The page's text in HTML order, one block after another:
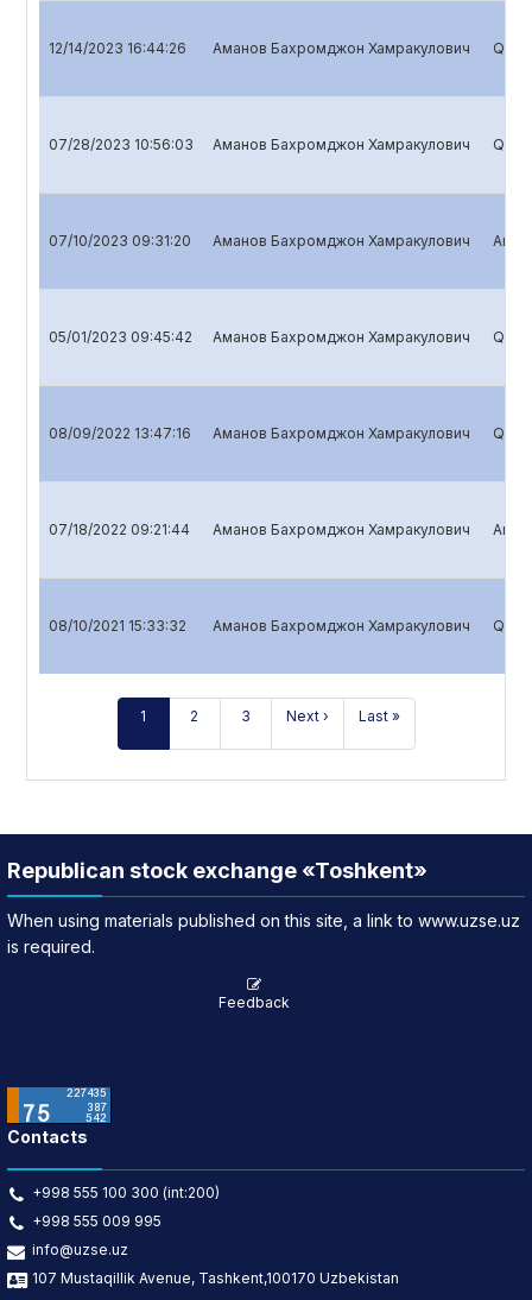
12/14/2023 16:44:26 Аманов Бахромджон Хамракулович
07/28/2023 10:56:03 Аманов Бахромджон Хамракулович
07/10/2023 09:31:20 Аманов Бахромджон Хамракулович
05/01/2023 09:45:42 Аманов Бахромджон Хамракулович
08/09/2022 13:47:16 Аманов Бахромджон Хамракулович
07/18/2022 09:21:44 Аманов Бахромджон Хамракулович
08/10/2021 15:33:32 Аманов Бахромджон Хамракулович
1 2 3 Next › Last »
Republican stock exchange «Toshkent»
When using materials published on this site, a link to www.uzse.uz
is required.
Feedback
Contacts
+998 555 100 300 (int:200)
+998 555 009 995
info@uzse.uz
107 Mustaqillik Avenue, Tashkent,100170 Uzbekistan